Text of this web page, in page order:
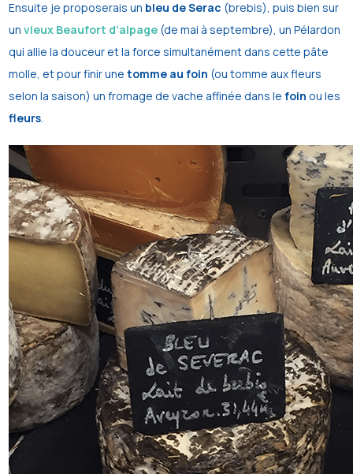
Ensuite je proposerais un bleu de Serac (brebis), puis bien sur
unvieux Beaufort d’alpage (de mai à septembre), un Pélardon
qui allie la douceur et la force simultanément dans cette pâte
molle, et pour finir unetomme au foin (ou tomme aux fleurs
selon la saison) un fromage de vache affinée dans lefoin ou les
fleurs.